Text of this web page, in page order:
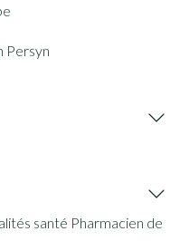
Persyn
santé Pharmacien de